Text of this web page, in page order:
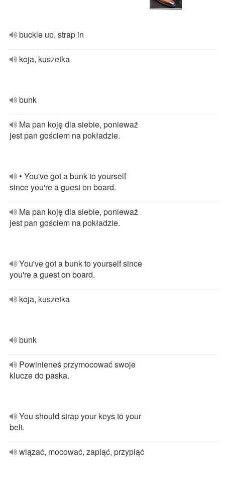
buckle up, strap in
koja, kuszetka
bunk
Ma pan koję dla siebie, ponieważ
jest pan gościem na pokładzie.
• You've got a bunk to yourself
since you're a guest on board.
Ma pan koję dla siebie, ponieważ
jest pan gościem na pokładzie.
You've got a bunk to yourself since
you're a guest on board.
koja, kuszetka
bunk
Powinieneś przymocować swoje
klucze do paska.
You should strap your keys to your
belt.
wiązać, mocować, zapiąć, przypiąć